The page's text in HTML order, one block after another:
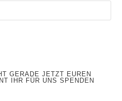
GERADE JETZT EUREN
IHR FÜR UNS SPENDEN